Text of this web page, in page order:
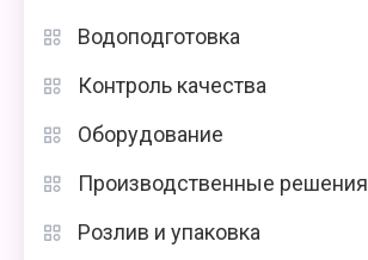
Водоподготовка
Контроль качества
Оборудование
Производственные решения
Розлив и упаковка